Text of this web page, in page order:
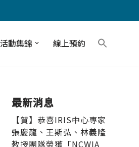
活動集錦 線上預約
最新消息
【賀】恭喜IRIS中心專家
張慶龍、王斯弘、林義隆
教授團隊榮獲「NCWIA